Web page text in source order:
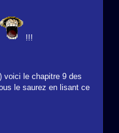
!!!
voici le chapitre 9 des
le saurez en lisant ce